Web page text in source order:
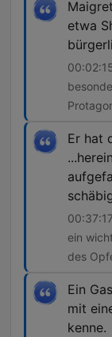
etwa
Er hat
ein
des
Ein
mit
kenne.